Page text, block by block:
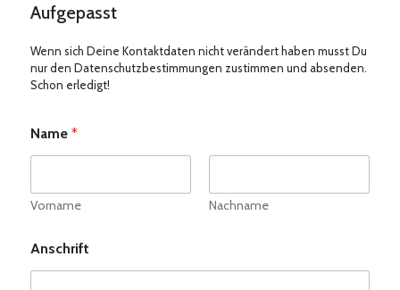
Aufgepasst
Wenn sich Deine Kontaktdaten nicht verändert haben musst Du
nur den Datenschutzbestimmungen zustimmen und absenden.
Schon erledigt!
Name *
Vorname Nachname
Anschrift